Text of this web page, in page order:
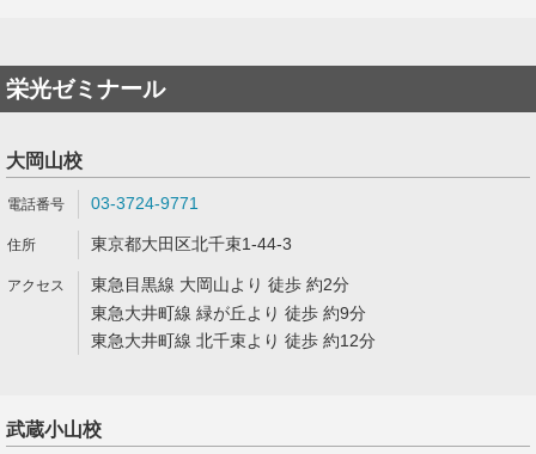
栄光ゼミナール
大岡山校
03-3724-9771
東京都大田区北千束1-44-3
東急目黒線 大岡山より 徒歩 約2分
東急大井町線 緑が丘より 徒歩 約9分
東急大井町線 北千束より 徒歩 約12分
武蔵小山校